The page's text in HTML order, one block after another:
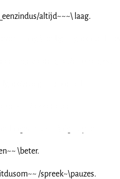
altijd~~~\ laag.
\beter.
/spreek~\pauzes.